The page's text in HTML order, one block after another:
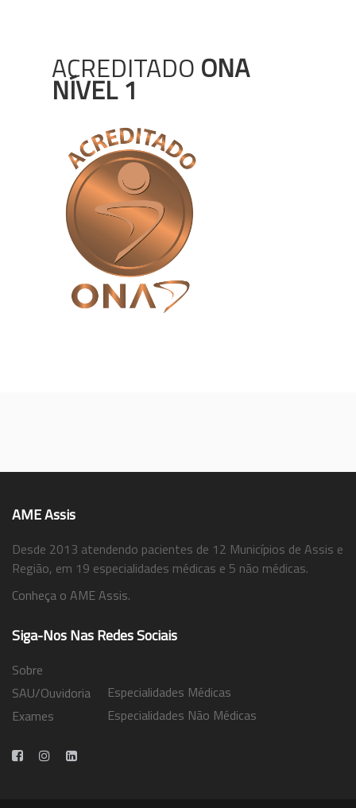
ACREDITADO ONA
NÍVEL 1
AME Assis
Desde 2013 atendendo pacientes de 12 Municípios de Assis e
Região, em 19 especialidades médicas e 5 não médicas.
Conheça o AME Assis.
Siga-Nos Nas Redes Sociais
Sobre
SAU/Ouvidoria
Exames
Especialidades Médicas
Especialidades Não Médicas